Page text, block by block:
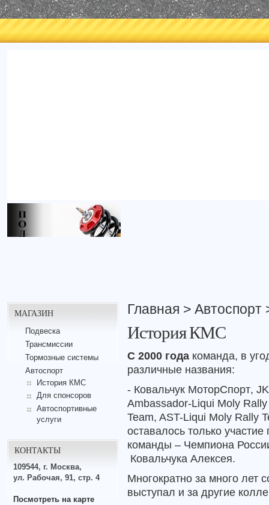
МАГАЗИН
Подвеска
Трансмиссии
Тормозные системы
Автоспорт
История КМС
Для спонсоров
Автоспортивные
услуги
КОНТАКТЫ
109544, г. Москва,
ул. Рабочая, 91, стр. 4
Посмотреть на карте
Главная > Автоспорт
История КМС
С 2000 года команда, в
различные названия:
- Ковальчук МоторСпорт,
Ambassador-Liqui Moly Rally
Team, AST-Liqui Moly Rally
оставалось только участие
команды – Чемпиона
Ковальчука Алексея.
Многократно за много лет
выступал и за другие